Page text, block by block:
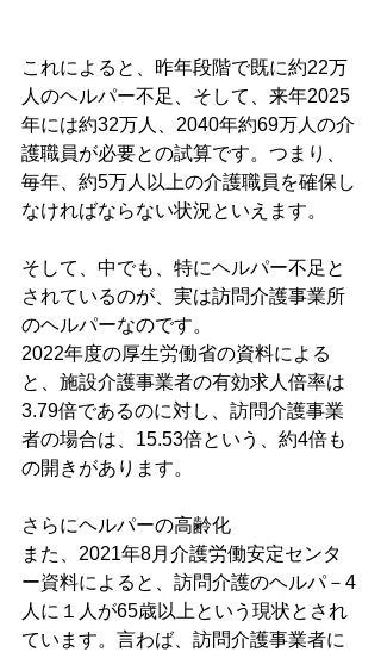
これによると、昨年段階で既に約22万
人のヘルパー不足、そして、来年2025
年には約32万人、2040年約69万人の介
護職員が必要との試算です。つまり、
毎年、約5万人以上の介護職員を確保し
なければならない状況といえます。
そして、中でも、特にヘルパー不足と
されているのが、実は訪問介護事業所
のヘルパーなのです。
2022年度の厚生労働省の資料による
と、施設介護事業者の有効求人倍率は
3.79倍であるのに対し、訪問介護事業
者の場合は、15.53倍という、約4倍も
の開きがあります。
さらにヘルパーの高齢化
また、 2021年8月介護労働安定センタ
ー資料によると、訪問介護のヘルパ－4
人に１人が65歳以上という現状とされ
ています。言わば、訪問介護事業者に